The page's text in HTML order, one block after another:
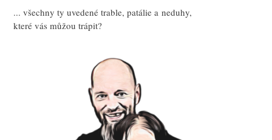
... všechny ty uvedené trable, patálie a neduhy,
které vás můžou trápit?